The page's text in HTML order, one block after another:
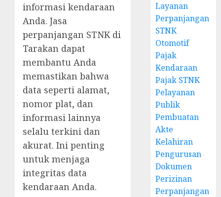
informasi kendaraan
Anda. Jasa
perpanjangan STNK di
Tarakan dapat
membantu Anda
memastikan bahwa
data seperti alamat,
nomor plat, dan
informasi lainnya
selalu terkini dan
akurat. Ini penting
untuk menjaga
integritas data
kendaraan Anda.
Layanan
Perpanjangan
STNK
Otomotif
Pajak
Kendaraan
Pajak STNK
Pelayanan
Publik
Pembuatan
Akte
Kelahiran
Pengurusan
Dokumen
Perizinan
Perpanjangan